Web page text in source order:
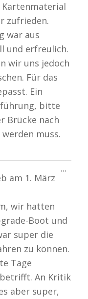
zufrieden.
war aus
und erfreulich.
wir uns jedoch
Für das
Ein
bitte
Brücke nach
muss.
am 1. März
wir hatten
Boot und
super die
zu können.
Tage
An Kritik
aber super,
...